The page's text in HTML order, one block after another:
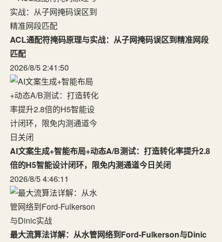
ACL通配符掩码原理与实战：从子网掩码误区到精准网段
匹配
2026/8/5 2:41:50
AI文案生成+智能布局+动态A/B测试：打造转化率提升2.8
倍的H5智能设计闭环，限免内测通道今日关闭
2026/8/5 4:46:11
最大流算法详解：从水管网络到Ford-Fulkerson与Dinic